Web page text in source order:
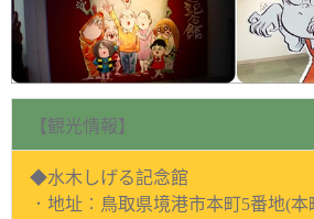
【観光情報】
◆水木しげる記念館
．地址︰鳥取県境港市本町5番地(